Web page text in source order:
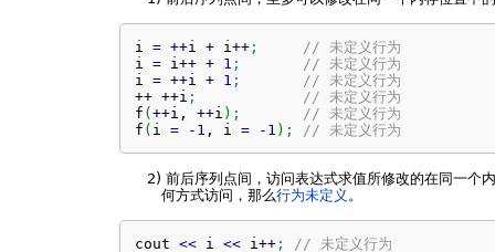
i = ++i + i ++;
// 未定义行为
i = i ++ + 1 ;
// 未定义行为
i = ++i + 1 ;
// 未定义行为
++ ++i ;
// 未定义行为
f ( ++i, ++i ) ;
// 未定义行为
f ( i = - 1 , i = - 1 ) ; // 未定义行为
2) 前后序列点间，访问表达式求值所修改的在同一个
何方式访问，那么行为未定义 。
cout << i << i++; // 未定义行为